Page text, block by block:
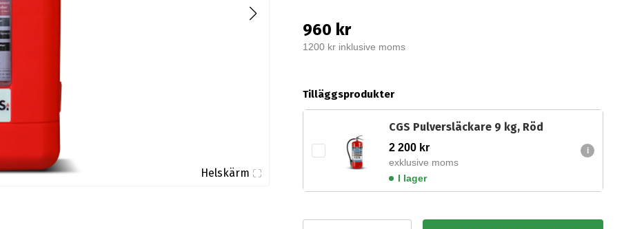
Helskärm
960 kr
1200 kr inklusive moms
Tilläggsprodukter
CGS Pulversläckare 9 kg, Röd
2 200 kr
exklusive moms
I lager